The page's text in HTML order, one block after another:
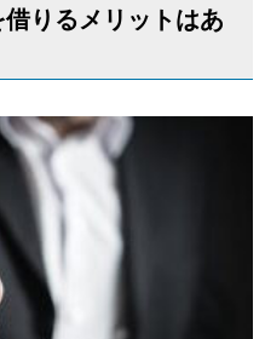
りるメリットはあ